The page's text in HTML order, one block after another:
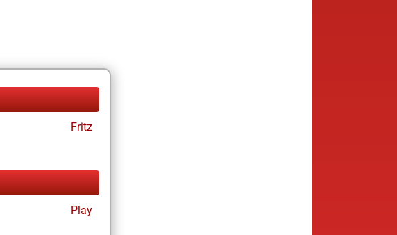
Fritz
Play